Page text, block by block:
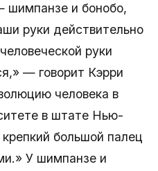
шимпанзе и бонобо,
руки действительно
руки
— говорит Кэрри
человека в
в штате Нью-
большой палец
У шимпанзе и